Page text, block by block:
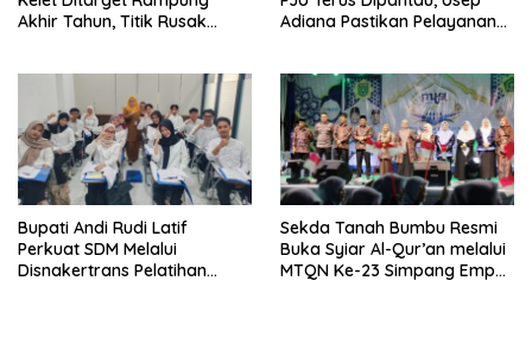
Akhir Tahun, Titik Rusak
Adiana Pastikan Pelayanan
Bupati Andi Rudi Latif
Perkuat SDM Melalui
Disnakertrans Pelatihan
Sekda Tanah Bumbu Resmi
Buka Syiar Al-Qur’an melalui
MTQN Ke-23 Simpang Empat